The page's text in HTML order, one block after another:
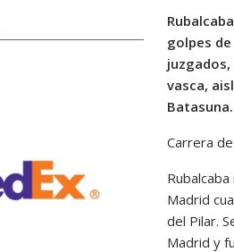
golpes
vasca,
Batasuna.
Carrera
Madrid
del Pilar.
Madrid y